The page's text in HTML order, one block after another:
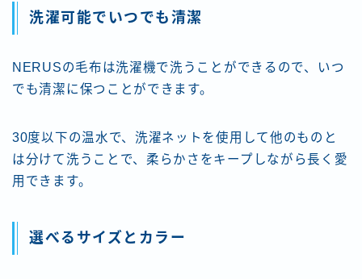
洗濯可能でいつでも清潔
NERUSの毛布は洗濯機で洗うことができるので、いつ
でも清潔に保つことができます。
30度以下の温水で、洗濯ネットを使用して他のものと
は分けて洗うことで、柔らかさをキープしながら長く愛
用できます。
選べるサイズとカラー